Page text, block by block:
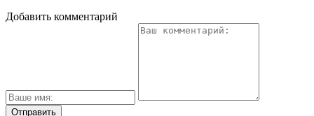
Добавить комментарий